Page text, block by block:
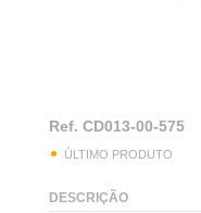
Ref. CD013-00-575
ÚLTIMO PRODUTO
DESCRIÇÃO